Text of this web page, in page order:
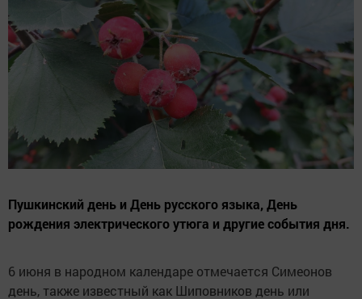
Пушкинский день и День русского языка, День
рождения электрического утюга и другие события дня.
6 июня в народном календаре отмечается Симеонов
день, также известный как Шиповников день или